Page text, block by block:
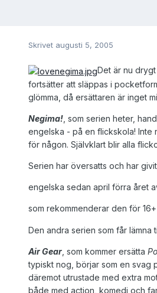
Skrivet augusti 5, 2005
Det är nu
fortsätter att släppas i
glömma, då ersättaren är inget
Negima! , som serien heter,
engelska - på en flickskola! Inte
för någon. Självklart blir alla
Serien har översatts och har
engelska sedan april förra året
som rekommenderar den för 16+
Den andra serien som får lämna
Air Gear , som kommer ersätta
typiskt nog, börjar som en svag
däremot utrustade med extra
både med action, komedi och